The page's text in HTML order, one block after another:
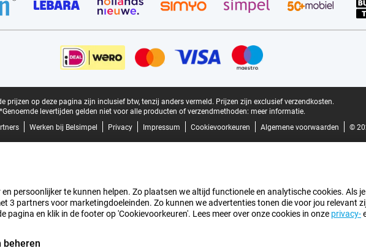
prijzen op deze pagina zijn inclusief btw, tenzij anders vermeld. Prijzen zijn exclusief verzendkosten.
*Genoemde levertijden gelden niet voor alle producten of verzendmethoden: meer informatie.
Werken bij Belsimpel Privacy Impressum Cookievoorkeuren Algemene voorwaarden ©
persoonlijker te kunnen helpen. Zo plaatsen we altijd functionele en analytische cookies. Als
3 partners voor marketingdoeleinden. Zo kunnen we advertenties tonen die voor jou relevant
en klik in de footer op 'Cookievoorkeuren'. Lees meer over onze cookies in onze privacy-
beheren